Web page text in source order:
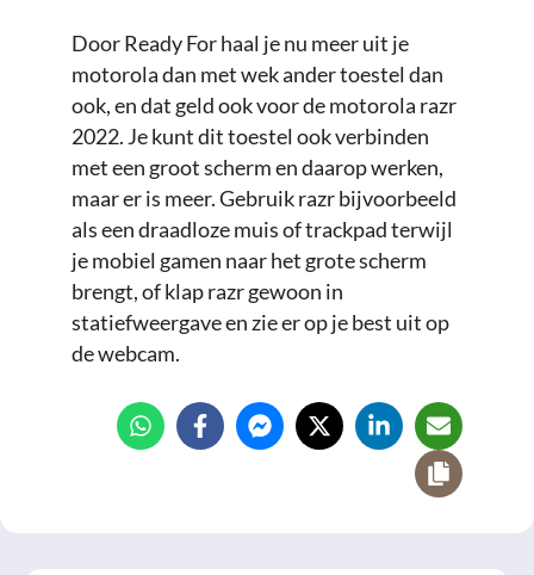
Door Ready For haal je nu meer uit je
motorola dan met wek ander toestel dan
ook, en dat geld ook voor de motorola razr
2022. Je kunt dit toestel ook verbinden
met een groot scherm en daarop werken,
maar er is meer. Gebruik razr bijvoorbeeld
als een draadloze muis of trackpad terwijl
je mobiel gamen naar het grote scherm
brengt, of klap razr gewoon in
statiefweergave en zie er op je best uit op
de webcam.